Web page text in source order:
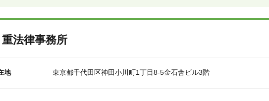
法律事務所
地 東京都千代田区神田小川町1丁目8-5金石舎ビル3階